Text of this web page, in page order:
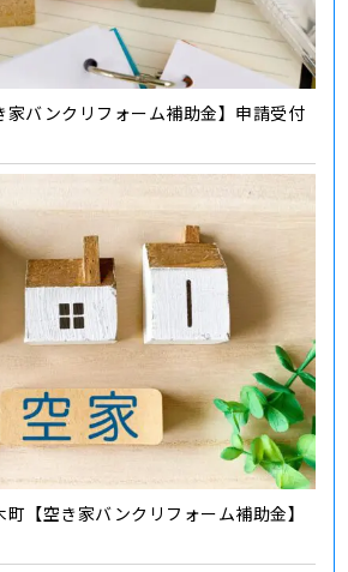
家バンクリフォーム補助金】申請受付
【空き家バンクリフォーム補助金】